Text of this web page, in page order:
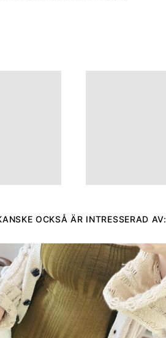
OCKSÅ ÄR INTRESSERAD AV: